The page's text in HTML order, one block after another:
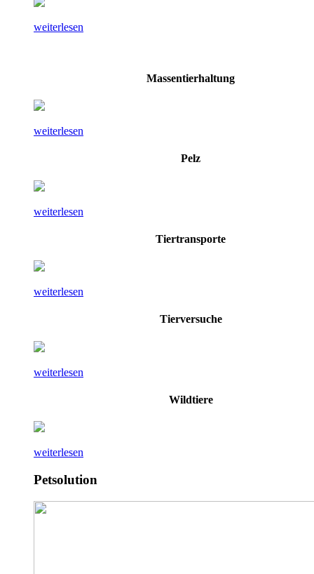
weiterlesen
Massentierhaltung
weiterlesen
Pelz
weiterlesen
Tiertransporte
weiterlesen
Tierversuche
weiterlesen
Wildtiere
weiterlesen
Petsolution